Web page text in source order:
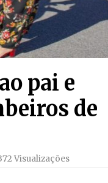
pai e
de
Visualizações